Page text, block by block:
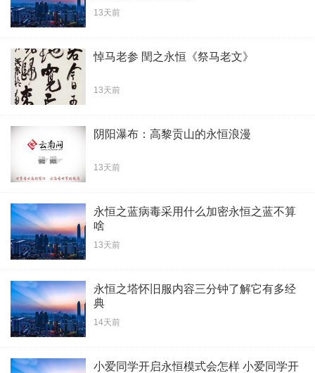
13天前
悼马老参 閏之永恒《祭马老文》
13天前
阴阳瀑布：高黎贡山的永恒浪漫
13天前
永恒之蓝病毒采用什么加密永恒之蓝不算
啥
13天前
永恒之塔怀旧服内容三分钟了解它有多经
典
14天前
小爱同学开启永恒模式会怎样 小爱同学开